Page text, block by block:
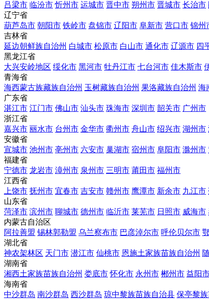
吕梁市 临汾市 忻州市 运城市 晋中市 朔州市 晋城市 长治市
辽宁省
葫芦岛市 朝阳市 铁岭市 盘锦市 辽阳市 阜新市 营口市 锦州
吉林省
延边朝鲜族自治州 白城市 松原市 白山市 通化市 辽源市 四
黑龙江省
大兴安岭地区 绥化市 黑河市 牡丹江市 七台河市 佳木斯市
青海省
海西蒙古族藏族自治州 玉树藏族自治州 果洛藏族自治州 海
广东省
湛江市 江门市 佛山市 汕头市 珠海市 深圳市 韶关市 广州市
浙江省
嘉兴市 丽水市 台州市 金华市 衢州市 舟山市 绍兴市 湖州市
安徽省
宣城市 池州市 亳州市 六安市 巢湖市 宿州市 阜阳市 滁州市
福建省
宁德市 龙岩市 漳州市 泉州市 三明市 莆田市 福州市
江西省
上饶市 抚州市 宜春市 吉安市 赣州市 鹰潭市 新余市 九江市
山东省
菏泽市 滨州市 聊城市 德州市 临沂市 莱芜市 日照市 威海市
内蒙古自治区
阿拉善盟 锡林郭勒盟 乌兰察布市 巴彦淖尔市 呼伦贝尔市
湖北省
神农架林区 天门市 潜江市 仙桃市 恩施土家族苗族自治州
湖南省
湘西土家族苗族自治州 娄底市 怀化市 永州市 郴州市 益阳
海南省
中沙群岛 南沙群岛 西沙群岛 琼中黎族苗族自治县 保亭黎